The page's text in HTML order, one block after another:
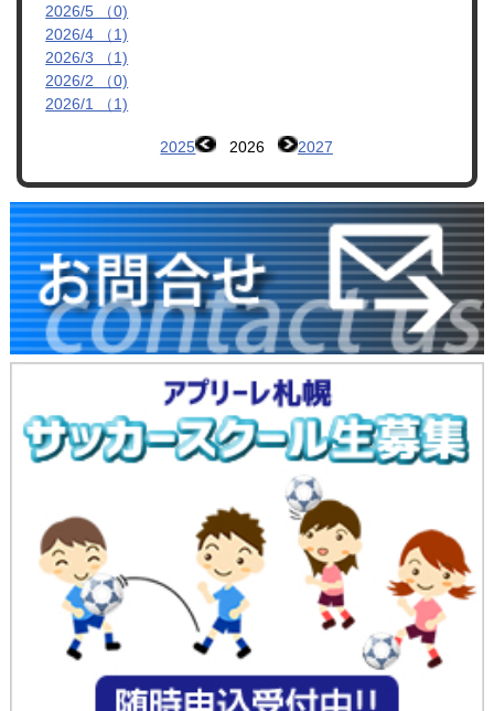
2026/5 （0)
2026/4 （1)
2026/3 （1)
2026/2 （0)
2026/1 （1)
2025 2026 2027